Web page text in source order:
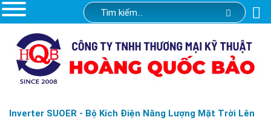
Inverter SUOER - Bộ Kích Điện Năng Lượng Mặt Trời Lên